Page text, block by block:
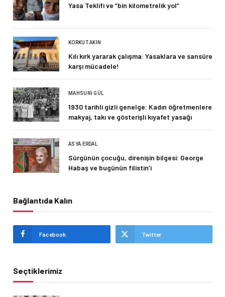
Yasa Teklifi ve “bin kilometrelik yol”
KORKUT AKIN
Kılı kırk yararak çalışma: Yasaklara ve sansüre
karşı mücadele!
MAHSUNI GÜL
1930 tarihli gizli genelge: Kadın öğretmenlere
makyaj, takı ve gösterişli kıyafet yasağı
ASYA ERDAL
Sürgünün çocuğu, direnişin bilgesi: George
Habaş ve bugünün filistin’i
Bağlantıda Kalın
Facebook Twitter
Seçtiklerimiz